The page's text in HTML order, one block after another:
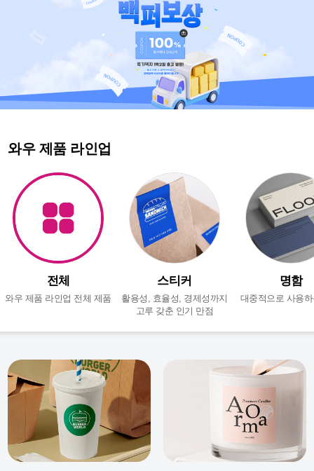
와우 제품 라인업
전체
와우 제품 라인업 전체 제품
스티커
활용성, 효율성, 경제성까지
고루 갖춘 인기 만점
명함
대중적으로 사용